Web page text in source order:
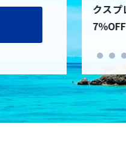
らに3％～
くはこちら
ツが
等の